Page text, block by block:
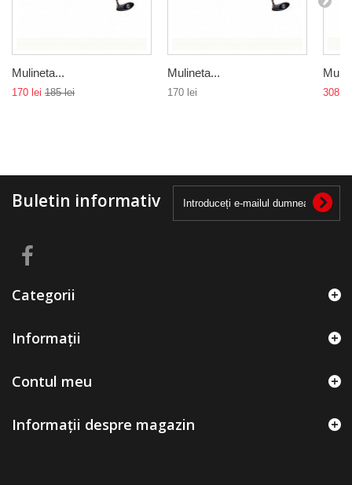
Mulineta...
170 lei 185 lei
Mulineta...
170 lei 308 lei
Buletin informativ
Categorii
Informații
Contul meu
Informații despre magazin